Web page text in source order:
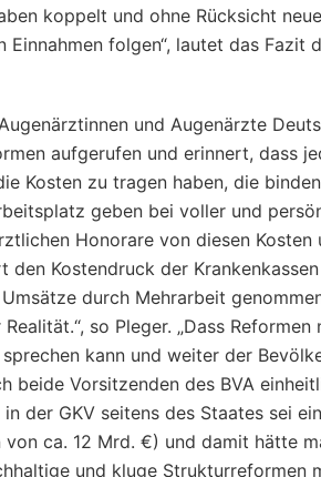
koppelt und ohne Rücksicht
Einnahmen folgen“, lautet das Fazit
und Augenärzte
aufgerufen und erinnert, dass
Kosten zu tragen haben, die
geben bei voller und
Honorare von diesen
den Kostendruck der
durch Mehrarbeit
so Pleger. „Dass
kann und weiter der
beide Vorsitzenden des BVA
der GKV seitens des Staates sei
von ca. 12 Mrd. €) und damit hätte
und kluge Strukturreformen